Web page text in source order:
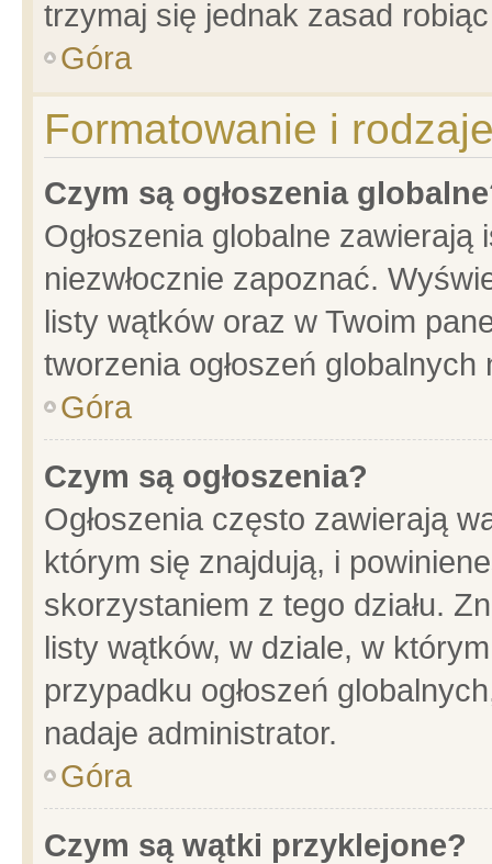
trzymaj się jednak zasad
Góra
Formatowanie i
Czym są ogłoszenia
Ogłoszenia globalne
niezwłocznie zapoznać.
listy wątków oraz w Twoim
tworzenia ogłoszeń
Góra
Czym są ogłoszenia?
Ogłoszenia często zawierają
którym się znajdują, i
skorzystaniem z tego działu.
listy wątków, w dziale, w
przypadku ogłoszeń
nadaje administrator.
Góra
Czym są wątki przyklejone?